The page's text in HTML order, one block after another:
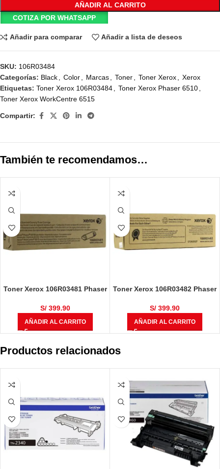
AÑADIR AL CARRITO
COTIZA POR WHATSAPP
Añadir para comparar Añadir a lista de deseos
SKU: 106R03484
Categorías: Black Color Marcas Toner Toner Xerox
Xerox
Etiquetas: Toner Xerox 106R03484 Toner Xerox Phaser 6510
Toner Xerox WorkCentre 6515
Compartir:
También te recomendamos…
Toner Xerox 106R03481 Phaser
Páginas
S/399.90
AÑADIR AL CARRITO
Toner Xerox 106R03482 Phaser
Magenta 1,000 Páginas
S/399.90
AÑADIR AL CARRITO
Productos relacionados